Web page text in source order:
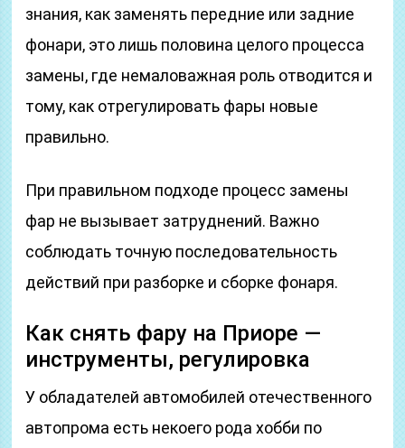
знания, как заменять передние или задние
фонари, это лишь половина целого процесса
замены, где немаловажная роль отводится и
тому, как отрегулировать фары новые
правильно.
При правильном подходе процесс замены
фар не вызывает затруднений. Важно
соблюдать точную последовательность
действий при разборке и сборке фонаря.
Как снять фару на Приоре —
инструменты, регулировка
У обладателей автомобилей отечественного
автопрома есть некоего рода хобби по